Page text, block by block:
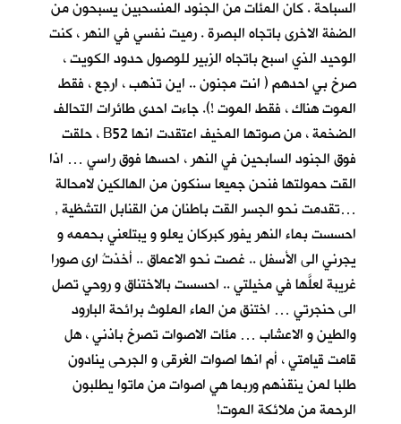
السباحة . كان المئات من الجنود المنسحبين يسبحون من
الضفة الاخرى باتجاه البصرة . رميت نفسي في النهر ، كنت
الوحيد الذي اسبح باتجاه الزبير للوصول حدود الكويت ،
صرخ بي احدهم ( انت مجنون .. اين تذهب ، ارجع ، فقط
الموت هناك ، فقط الموت !). جاءت احدى طائرات التحالف
الضخمة ، من صوتها المخيف اعتقدت انها B52 ، حلقت
فوق الجنود السابحين في النهر ، احسها فوق راسي … اذا
القت حمولتها فنحن جميعا سنكون من الهالكين لامحالة
…تقدمت نحو الجسر القت باطنان من القنابل التشظية ,
احسست بماء النهر يفور كبركان يعلو و يبتلعني بحممه و
يجرني الى الأسفل .. غصت نحو الاعماق .. أخذتُ ارى صورا
غريبة لعلَّها في مخيلتي .. احسست بالاختناق و روحي تصل
الى حنجرتي … اختنق من الماء الملوث برائحة البارود
والطين و الاعشاب … مئات الاصوات تصرخ باذني ، هل
قامت قيامتي ، أم انها اصوات الغرقى و الجرحى ينادون
طلبا لمن ينقذهم وربما هي اصوات من ماتوا يطلبون
الرحمة من ملائكة الموت!